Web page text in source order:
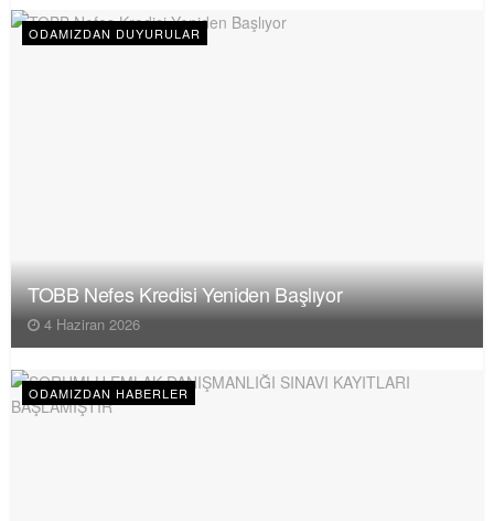
ODAMIZDAN DUYURULAR
TOBB Nefes Kredisi Yeniden Başlıyor
4 Haziran 2026
ODAMIZDAN HABERLER